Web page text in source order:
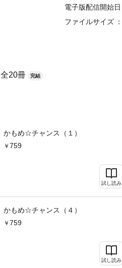
全20冊 完結
かもめ☆チャンス（１）
759
試し読み
かもめ☆チャンス（４）
759
試し読み
電子版配信開始日
ファイルサイズ